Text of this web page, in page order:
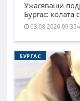
Ужасяващи
Бургас:
03.08.2026
БУРГАС